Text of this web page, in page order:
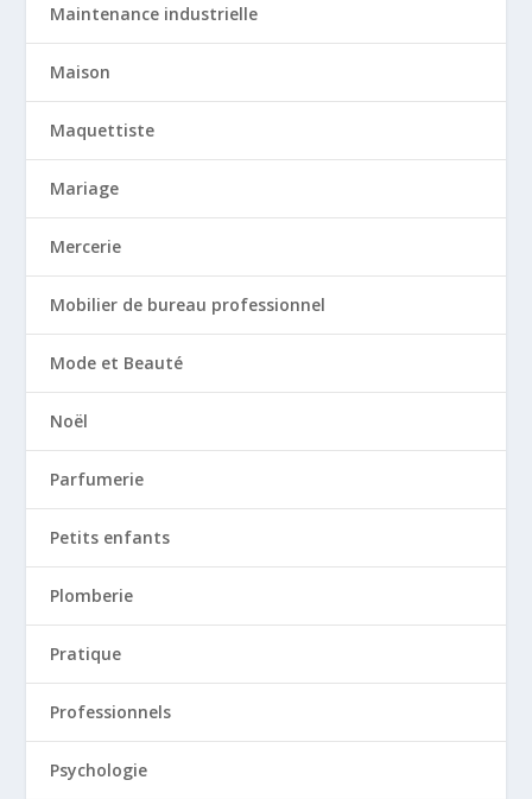
Maintenance industrielle
Maison
Maquettiste
Mariage
Mercerie
Mobilier de bureau professionnel
Mode et Beauté
Noël
Parfumerie
Petits enfants
Plomberie
Pratique
Professionnels
Psychologie